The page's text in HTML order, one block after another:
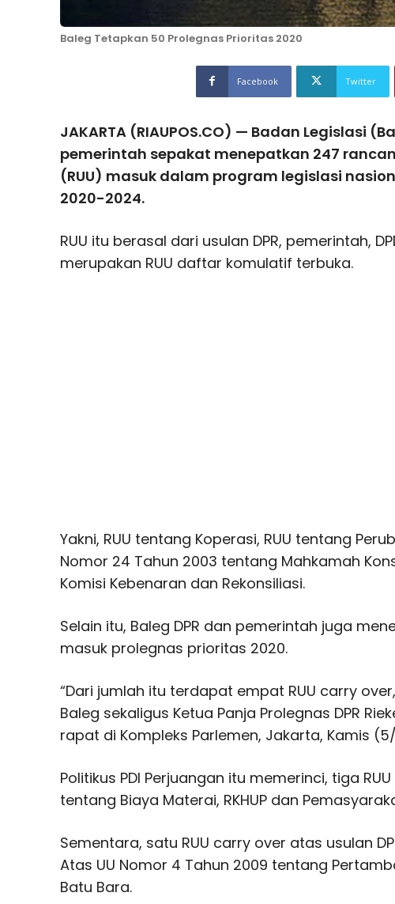
Baleg Tetapkan 50 Prolegnas Prioritas 2020
Facebook Twitter
JAKARTA (RIAUPOS.CO) — Badan Legislasi
pemerintah sepakat menepatkan 247
(RUU) masuk dalam program legislasi
2020-2024.
RUU itu berasal dari usulan DPR, pemerintah,
merupakan RUU daftar komulatif terbuka.
Yakni, RUU tentang Koperasi, RUU tentang
Nomor 24 Tahun 2003 tentang Mahkamah
Komisi Kebenaran dan Rekonsiliasi.
Selain itu, Baleg DPR dan pemerintah juga
masuk prolegnas prioritas 2020.
“Dari jumlah itu terdapat empat RUU carry
Baleg sekaligus Ketua Panja Prolegnas DPR
rapat di Kompleks Parlemen, Jakarta, Kamis
Politikus PDI Perjuangan itu memerinci, tiga
tentang Biaya Materai, RKHUP dan
Sementara, satu RUU carry over atas usulan
Atas UU Nomor 4 Tahun 2009 tentang
Batu Bara.